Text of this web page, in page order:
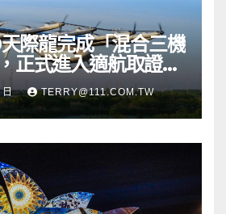
際龍完成「混合三機
正式進入適航取證階
日 TERRY@111.COM.TW